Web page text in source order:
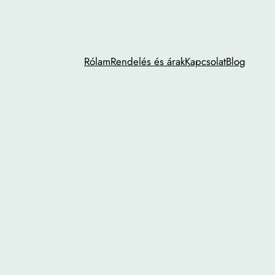
RólamRendelés és árakKapcsolatBlog